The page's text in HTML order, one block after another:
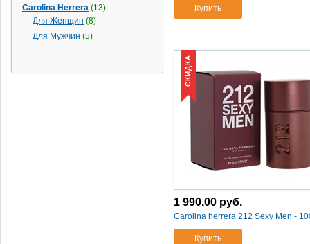
Carolina Herrera (13)
Для Женщин (8)
Для Мужчин (5)
Купить
СКИДКА
1 990,00 руб.
Carolina herrera 212 Sexy Men -
Купить